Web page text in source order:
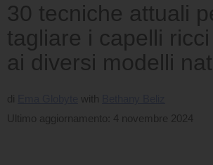
30 tecniche attuali
tagliare i capelli
ai diversi modelli
di
Ultimo aggiornamento: 4 novembre 2024